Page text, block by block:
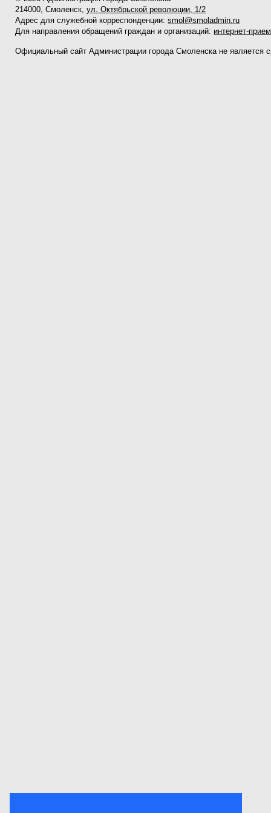
214000, Смоленск,ул. Октябрьской революции, 1/2
Адрес для служебной корреспонденции:smol@smoladmin.ru
Для направления обращений граждан и организаций: интернет-
Официальный сайт Администрации города Смоленска не является